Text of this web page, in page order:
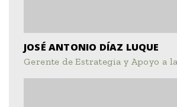
JOSÉ ANTONIO DÍAZ LUQUE
Gerente de Estrategia y Apoyo a